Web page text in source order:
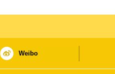
Weibo